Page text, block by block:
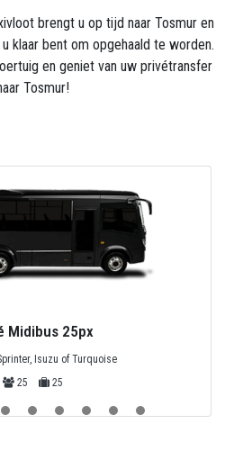
brengt u op tijd naar Tosmur en
klaar bent om opgehaald te worden.
en geniet van uw privétransfer
Tosmur!
Midibus 25px
Isuzu of Turquoise
25
25